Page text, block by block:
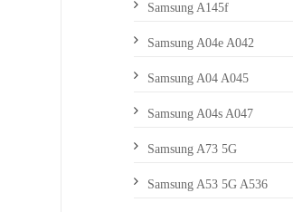
Samsung A145f
Samsung A04e A042
Samsung A04 A045
Samsung A04s A047
Samsung A73 5G
Samsung A53 5G A536